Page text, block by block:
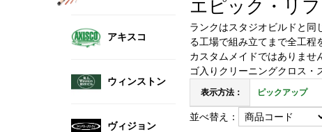
アキスコ
ウィンストン
ヴィジョン
エピック・リ
ランクはスタジオビルドと同
る工場で組み立てまで全工程
カスタムメイドではありませ
ゴ入りクリーニングクロス・
表示方法： ピックアップ
並べ替え：